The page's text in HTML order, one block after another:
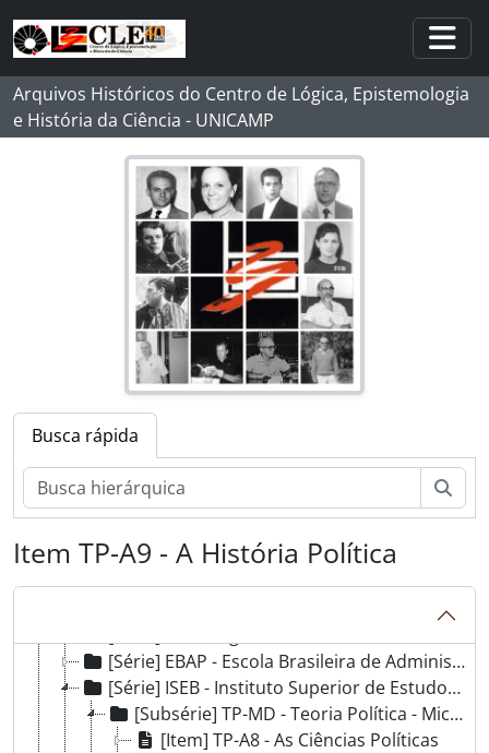
Skip to main content
Arquivos Históricos do Centro de Lógica, Epistemologia
e História da Ciência - UNICAMP
Busca rápida
Item TP-A9 - A História Política
[Fundo] MMD - Michel Maurice Debrun
[Série] Documentos Pessoais
[Série] Correspondências
[Série] PD - Programa de disciplinas
[Série] RA - Relatório de Atividades
[Série] EC - Estruturação de cursos do IFCH
[Série] EBAP - Escola Brasileira de Administração Pública da Fundação Getúlio Vargas
[Série] ISEB - Instituto Superior de Estudos Brasileiros
[Subsérie] TP-MD - Teoria Política - Michel Debrun
[Item] TP-A8 - As Ciências Políticas